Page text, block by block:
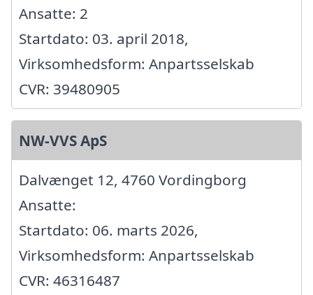
Ansatte: 2
Startdato: 03. april 2018,
Virksomhedsform: Anpartsselskab
CVR: 39480905
NW-VVS ApS
Dalvænget 12, 4760 Vordingborg
Ansatte:
Startdato: 06. marts 2026,
Virksomhedsform: Anpartsselskab
CVR: 46316487